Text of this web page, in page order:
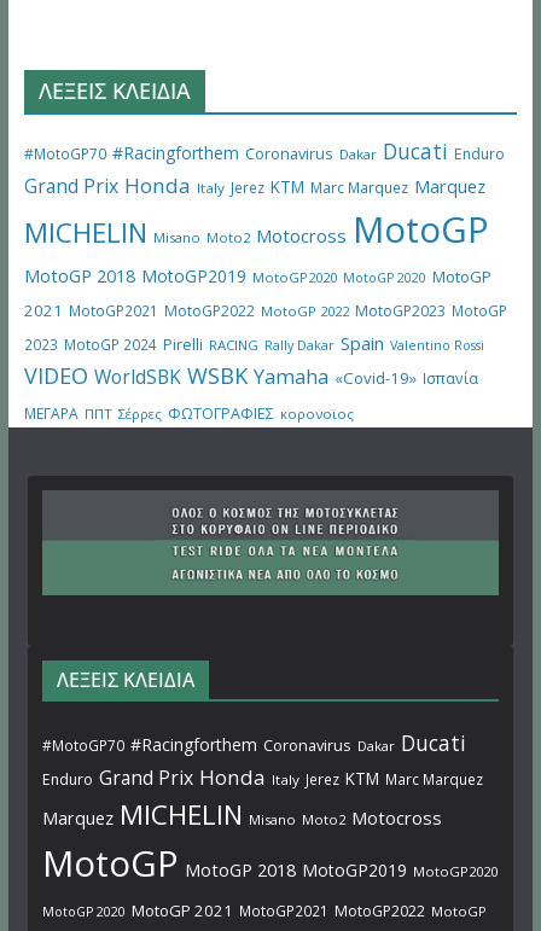
ΛΕΞΕΙΣ ΚΛΕΙΔΙΑ
#MotoGP70 #Racingforthem Coronavirus Dakar Ducati Enduro
Grand Prix Honda Italy Jerez KTM Marc Marquez Marquez
MICHELIN Misano Moto2 Motocross MotoGP
MotoGP 2018 MotoGP2019 MotoGP2020 MotoGP 2020 MotoGP
2021 MotoGP2021 MotoGP2022 MotoGP 2022 MotoGP2023 MotoGP
2023 MotoGP 2024 Pirelli RACING Rally Dakar Spain Valentino Rossi
VIDEO WorldSBK WSBK Yamaha «Covid-19» Ισπανία
ΜΕΓΑΡΑ ΠΠΤ Σέρρες ΦΩΤΟΓΡΑΦΙΕΣ κορονοϊος
ΛΕΞΕΙΣ ΚΛΕΙΔΙΑ
#MotoGP70 #Racingforthem Coronavirus Dakar Ducati
Enduro Grand Prix Honda Italy Jerez KTM Marc Marquez
Marquez MICHELIN Misano Moto2 Motocross
MotoGP MotoGP 2018 MotoGP2019 MotoGP2020
MotoGP 2020 MotoGP 2021 MotoGP2021 MotoGP2022 MotoGP